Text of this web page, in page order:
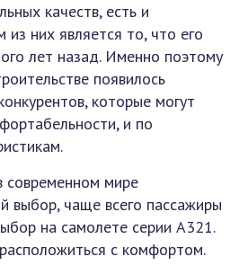
качеств, есть и
них является то, что его
лет назад. Именно поэтому
появилось
которые могут
и по
современном мире
выбор, чаще всего пассажиры
на самолете серии А321.
с комфортом.